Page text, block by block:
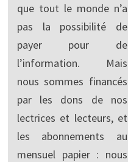
que tout le monde n’a
pas la possibilité de
payer pour de
l’information. Mais
nous sommes financés
par les dons de nos
lectrices et lecteurs, et
les abonnements au
mensuel papier : nous